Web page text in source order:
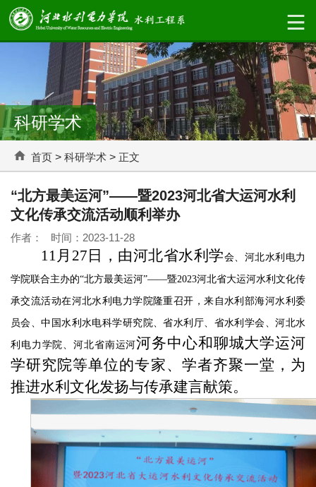
科研学术
首页 > 科研学术 > 正文
“北方最美运河”——暨2023河北省大运河水利
文化传承交流活动顺利举办
作者： 时间：2023-11-28
11月27日，由河北省水利学会、河北水利电力
学院联合主办的“北方最美运河”——暨2023河北省大运河水利文化传
承交流活动在河北水利电力学院隆重召开，来自水利部海河水利委
员会、中国水利水电科学研究院、省水利厅、省水利学会、河北水
利电力学院、河北省南运河河务中心和聊城大学运河
学研究院等单位的专家、学者齐聚一堂，为
推进水利文化发扬与传承建言献策。